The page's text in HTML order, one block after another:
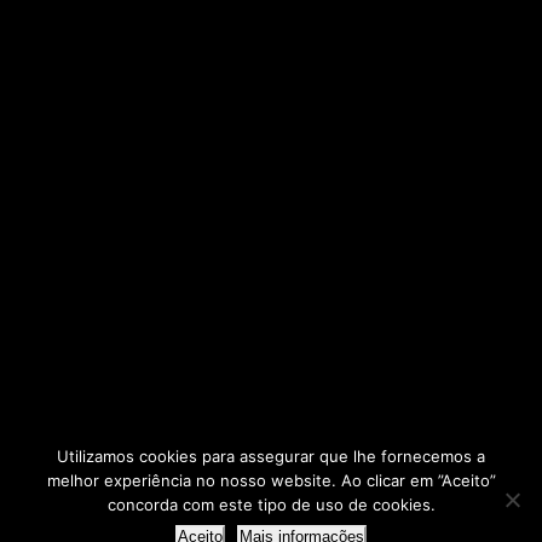
2025 © - AERBP
Utilizamos cookies para assegurar que lhe fornecemos a
melhor experiência no nosso website. Ao clicar em ”Aceito”
concorda com este tipo de uso de cookies.
Aceito Mais informações